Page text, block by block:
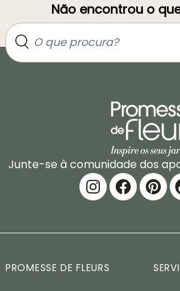
Não encontrou o
Junte-se à comunidade dos
PROMESSE DE FLEURS